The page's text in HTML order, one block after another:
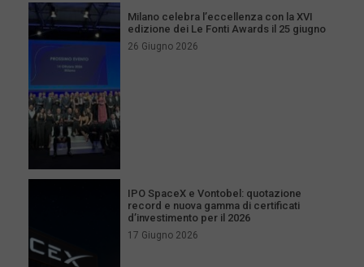
Milano celebra l’eccellenza con la XVI
edizione dei Le Fonti Awards il 25 giugno
26 Giugno 2026
IPO SpaceX e Vontobel: quotazione
record e nuova gamma di certificati
d’investimento per il 2026
17 Giugno 2026